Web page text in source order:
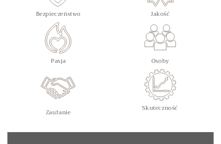
Bezpieczeństwo Jakość
Pasja Osoby
Zaufanie Skuteczność